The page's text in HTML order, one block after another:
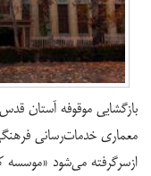
بازگشایی موقوفه آستان
معماری خدمات‌رسانی
ازسرگرفته می‌شود «موسسه